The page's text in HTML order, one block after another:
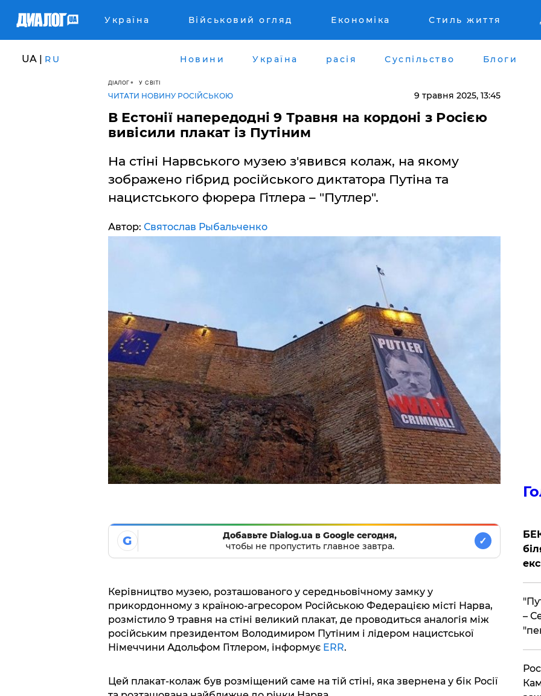
Україна Військовий огляд Економіка Стиль життя
UA | RU Новини Україна расія Суспільство Блоги
ДІАЛОГ У СВІТІ
ЧИТАТИ НОВИНУ РОСІЙСЬКОЮ 9 травня 2025, 13:45
В Естонії напередодні 9 Травня на кордоні з Росією
вивісили плакат із Путіним
На стіні Нарвського музею з'явився колаж, на якому
зображено гібрид російського диктатора Путіна та
нацистського фюрера Гітлера – "Путлер".
Автор: Святослав Рыбальченко
G
Добавьте Dialog.ua в Google сегодня,
чтобы не пропустить главное завтра.
✓
Керівництво музею, розташованого у середньовічному замку у
прикордонному з країною-агресором Російською Федерацією місті Нарва,
розмістило 9 травня на стіні великий плакат, де проводиться аналогія між
російським президентом Володимиром Путіним і лідером нацистської
Німеччини Адольфом Гітлером, інформує ERR.
Цей плакат-колаж був розміщений саме на тій стіні, яка звернена у бік Росії
–